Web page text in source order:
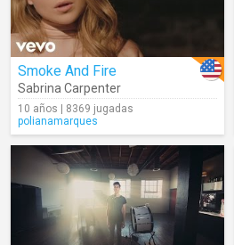
Smoke And Fire
Sabrina Carpenter
10 años | 8369 jugadas
polianamarques